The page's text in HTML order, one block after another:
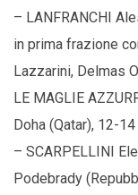
– LANFRANCHI
in prima frazione
Lazzarini, Delmas
LE MAGLIE
Doha (Qatar), 12-
– SCARPELLINI
Podebrady